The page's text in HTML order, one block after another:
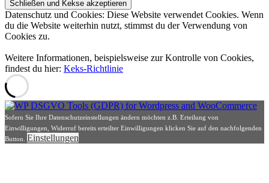
Datenschutz und Cookies: Diese Website verwendet Cookies. Wenn
du die Website weiterhin nutzt, stimmst du der Verwendung von
Cookies zu.
Weitere Informationen, beispielsweise zur Kontrolle von Cookies,
findest du hier: Keks-Richtlinie
Sofern Sie Ihre Datenschutzeinstellungen ändern möchten z.B. Erteilung von
Einwilligungen, Widerruf bereits erteilter Einwilligungen klicken Sie auf den nachfolgenden
Button. Einstellungen